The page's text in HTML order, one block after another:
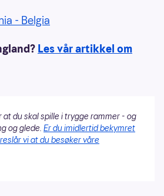
- Belgia
Les vår artikkel om
at du skal spille i trygge rammer - og
og glede. Er du imidlertid bekymret
vi at du besøker våre